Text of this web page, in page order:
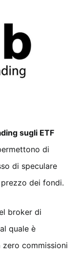
sugli ETF
di
di speculare
dei fondi.
broker di
quale è
commissioni